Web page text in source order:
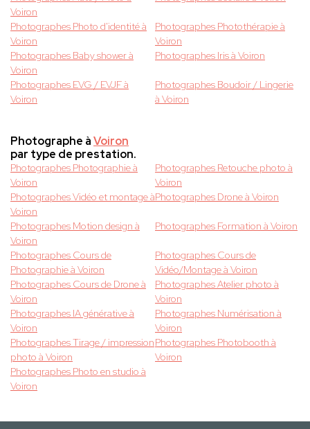
Voiron
Photographes Photo d'identité à
Voiron
Photographes Photothérapie à
Voiron
Photographes Baby shower à
Voiron
Photographes Iris à Voiron
Photographes EVG / EVJF à
Voiron
Photographes Boudoir / Lingerie
à Voiron
Photographe àVoiron
par type de prestation.
Photographes Photographie à
Voiron
Photographes Retouche photo à
Voiron
Photographes Vidéo et montage à
Voiron
Photographes Drone à Voiron
Photographes Motion design à
Voiron
Photographes Formation à Voiron
Photographes Cours de
Photographie à Voiron
Photographes Cours de
Vidéo/Montage à Voiron
Photographes Cours de Drone à
Voiron
Photographes Atelier photo à
Voiron
Photographes IA générative à
Voiron
Photographes Numérisation à
Voiron
Photographes Tirage / impression
photo à Voiron
Photographes Photobooth à
Voiron
Photographes Photo en studio à
Voiron